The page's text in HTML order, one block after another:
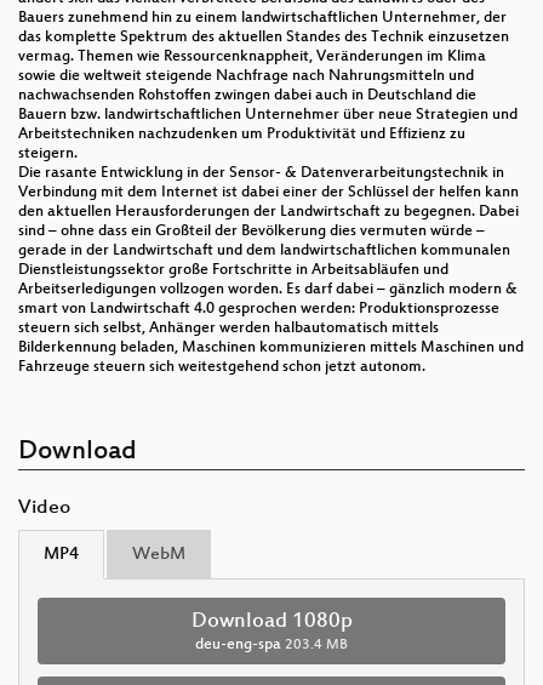
Bauers zunehmend hin zu einem landwirtschaftlichen Unternehmer, der
das komplette Spektrum des aktuellen Standes des Technik einzusetzen
vermag. Themen wie Ressourcenknappheit, Veränderungen im Klima
sowie die weltweit steigende Nachfrage nach Nahrungsmitteln und
nachwachsenden Rohstoffen zwingen dabei auch in Deutschland die
Bauern bzw. landwirtschaftlichen Unternehmer über neue Strategien und
Arbeitstechniken nachzudenken um Produktivität und Effizienz zu
steigern.
Die rasante Entwicklung in der Sensor- & Datenverarbeitungstechnik in
Verbindung mit dem Internet ist dabei einer der Schlüssel der helfen kann
den aktuellen Herausforderungen der Landwirtschaft zu begegnen. Dabei
sind – ohne dass ein Großteil der Bevölkerung dies vermuten würde –
gerade in der Landwirtschaft und dem landwirtschaftlichen kommunalen
Dienstleistungssektor große Fortschritte in Arbeitsabläufen und
Arbeitserledigungen vollzogen worden. Es darf dabei – gänzlich modern &
smart von Landwirtschaft 4.0 gesprochen werden: Produktionsprozesse
steuern sich selbst, Anhänger werden halbautomatisch mittels
Bilderkennung beladen, Maschinen kommunizieren mittels Maschinen und
Fahrzeuge steuern sich weitestgehend schon jetzt autonom.
Download
Video
MP4 WebM
Download 1080p
deu-eng-spa 203.4 MB